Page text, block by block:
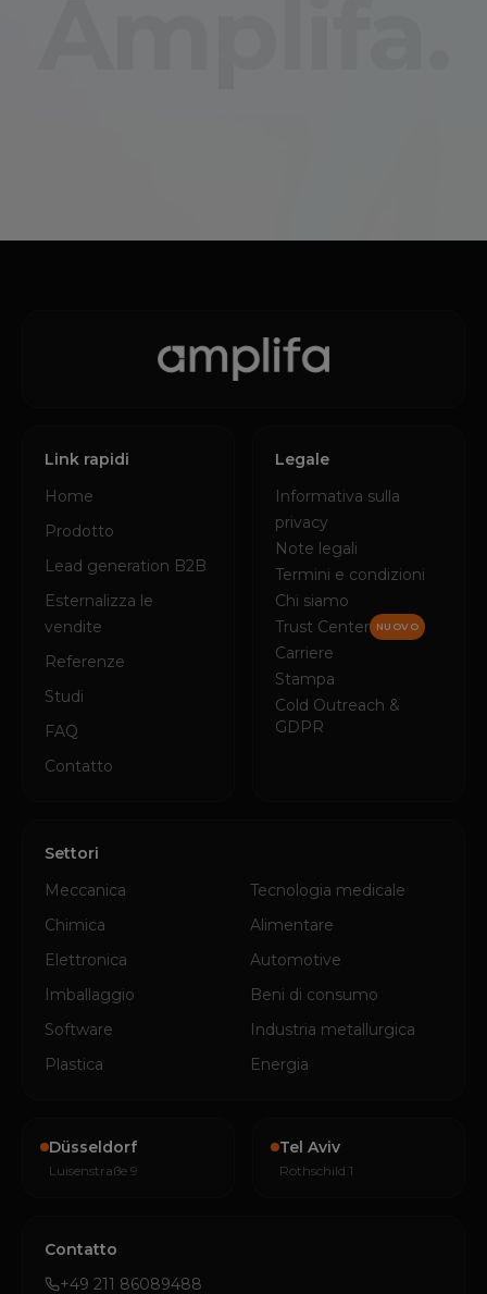
Link rapidi
Home
Prodotto
Lead generation B2B
Esternalizza le
vendite
Referenze
Studi
FAQ
Contatto
Legale
Informativa sulla
privacy
Note legali
Termini e condizioni
Chi siamo
Trust Center
NUOVO
Carriere
Stampa
Cold Outreach &
GDPR
Settori
Meccanica
Tecnologia medicale
Chimica
Alimentare
Elettronica
Automotive
Imballaggio
Beni di consumo
Software
Industria metallurgica
Plastica
Energia
Düsseldorf
Luisenstraße 9
Tel Aviv
Rothschild 1
Contatto
+49 211 86089488